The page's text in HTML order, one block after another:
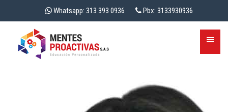
Whatsapp: 313 393 0936 Pbx: 3133930936